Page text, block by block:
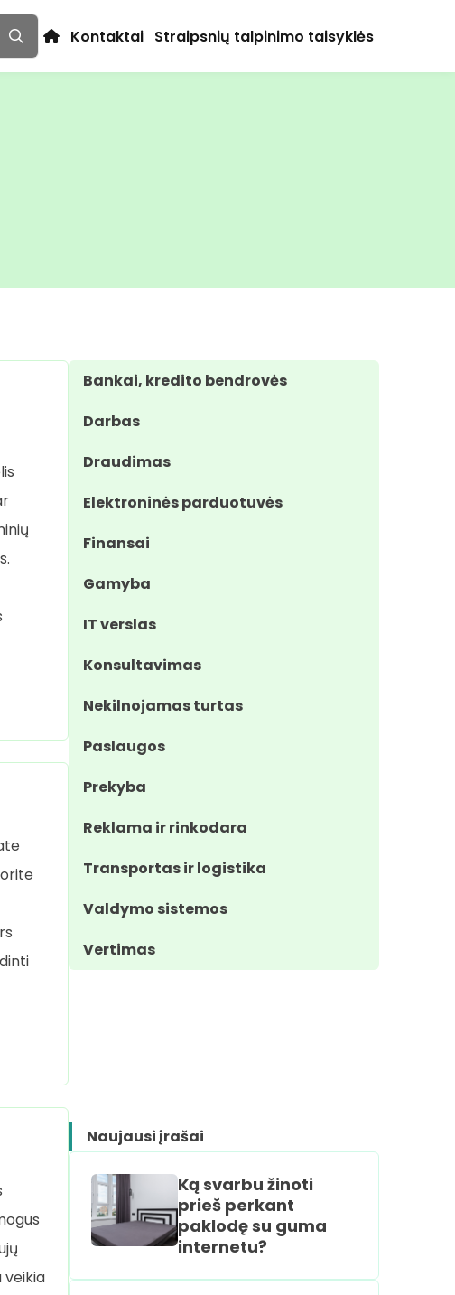
Kontaktai Straipsnių talpinimo taisyklės
veikia
Bankai, kredito bendrovės
Darbas
Draudimas
Elektroninės parduotuvės
Finansai
Gamyba
IT verslas
Konsultavimas
Nekilnojamas turtas
Paslaugos
Prekyba
Reklama ir rinkodara
Transportas ir logistika
Valdymo sistemos
Vertimas
Naujausi įrašai
Ką svarbu žinoti
prieš perkant
paklodę su guma
internetu?